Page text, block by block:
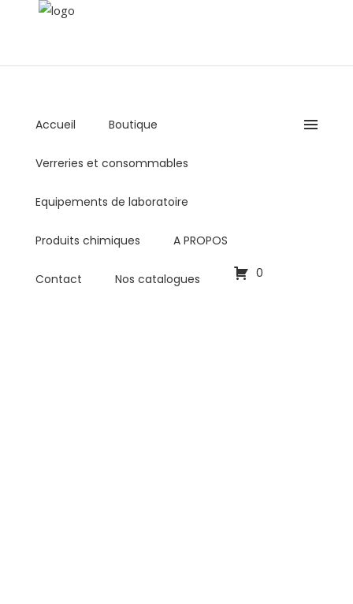
Lundi - Vendredi : 8:00AM - 5:00PM
Accueil Boutique
Verreries et consommables
Equipements de laboratoire
Produits chimiques A PROPOS
Contact Nos catalogues 0